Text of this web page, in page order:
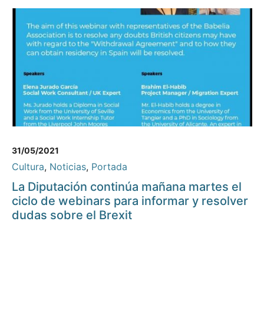
31/05/2021
Cultura, Noticias, Portada
La Diputación continúa mañana martes el
ciclo de webinars para informar y resolver
dudas sobre el Brexit